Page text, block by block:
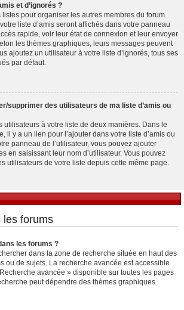
et d’ignorés ?
pour organiser les autres membres du forum.
liste d’amis seront affichés dans votre panneau
rapide, voir leur état de connexion et leur envoyer
les thèmes graphiques, leurs messages peuvent
ajoutez un utilisateur à votre liste d’ignorés, tous ses
par défaut.
supprimer des utilisateurs de ma liste d’amis ou
utilisateurs à votre liste de deux manières. Dans le
il y a un lien pour l’ajouter dans votre liste d’amis ou
panneau de l’utilisateur, vous pouvez ajouter
en saisissant leur nom d’utilisateur. Vous pouvez
utilisateurs de votre liste depuis cette même page.
les forums
les forums ?
dans la zone de recherche située en haut des
ou de sujets. La recherche avancée est accessible
avancée » disponible sur toutes les pages
peut dépendre des thèmes graphiques